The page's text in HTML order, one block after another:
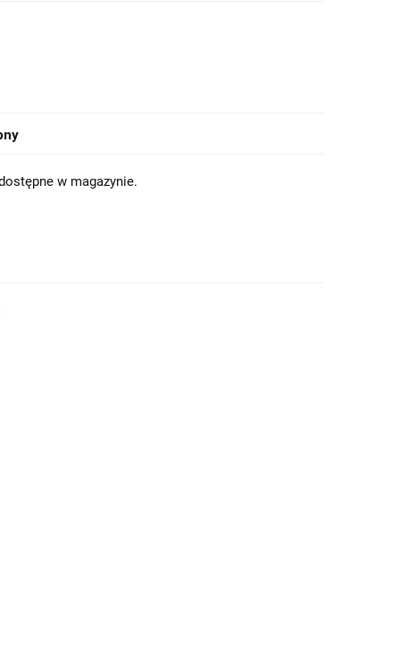
w magazynie.